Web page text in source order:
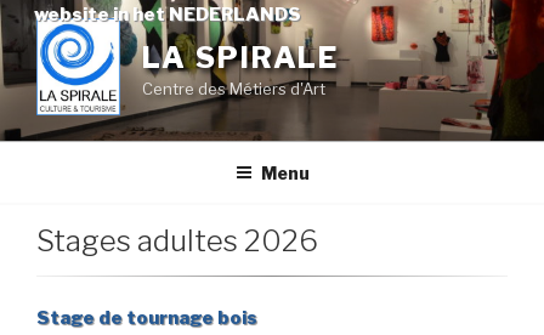
website in het NEDERLANDS
Skip
to
content
LA SPIRALE
Centre des Métiers d'Art
Menu
Stages adultes 2026
Stage de tournage bois